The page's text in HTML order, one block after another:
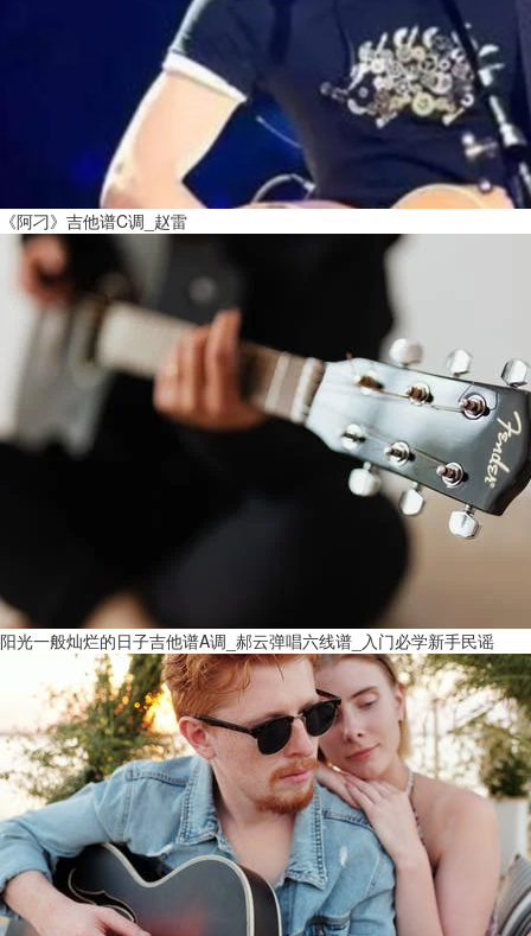
《阿刁》吉他谱C调_赵雷
阳光一般灿烂的日子吉他谱A调_郝云弹唱六线谱_入门必学新手民谣